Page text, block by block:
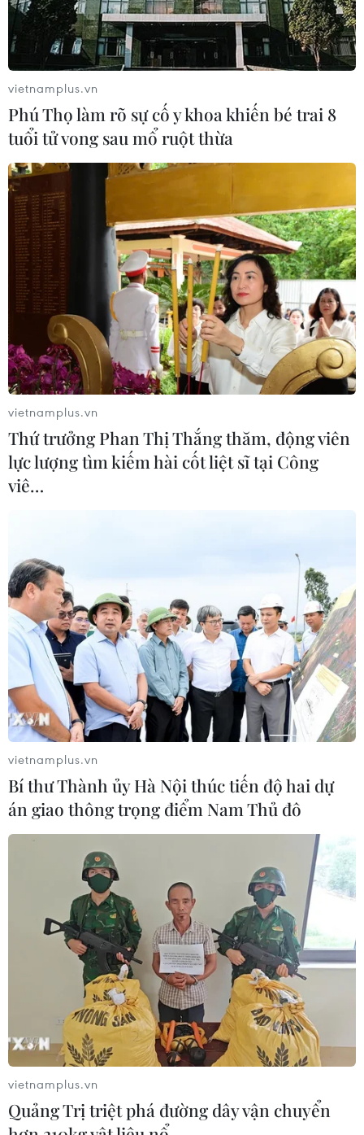
vietnamplus.vn
Phú Thọ làm rõ sự cố y khoa khiến bé trai 8
tuổi tử vong sau mổ ruột thừa
vietnamplus.vn
Thứ trưởng Phan Thị Thắng thăm, động viên
lực lượng tìm kiếm hài cốt liệt sĩ tại Công
viê…
vietnamplus.vn
Bí thư Thành ủy Hà Nội thúc tiến độ hai dự
án giao thông trọng điểm Nam Thủ đô
vietnamplus.vn
Quảng Trị triệt phá đường dây vận chuyển